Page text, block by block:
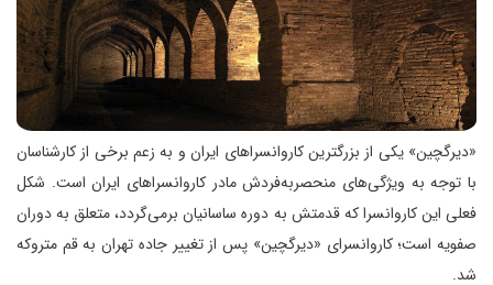
«دیرگچین» یکی از بزرگترین کاروانسرا‌های ایران و به زعم برخی از کارشناسان
با توجه به ویژگی‌های منحصربه‌فردش مادر کاروانسرا‌های ایران است. شکل
فعلی این کاروانسرا که قدمتش به دوره ساسانیان برمی‌گردد، متعلق به دوران
صفویه است؛ کاروانسرای «دیرگچین» پس از تغییر جاده تهران به قم متروکه
شد.